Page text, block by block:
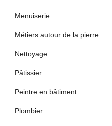
Menuiserie
Métiers autour de la pierre
Nettoyage
Pâtissier
Peintre en bâtiment
Plombier